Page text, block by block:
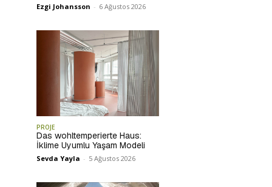
Ezgi Johansson - 6 Ağustos 2026
PROJE
Das wohltemperierte Haus:
İklime Uyumlu Yaşam Modeli
Sevda Yayla - 5 Ağustos 2026